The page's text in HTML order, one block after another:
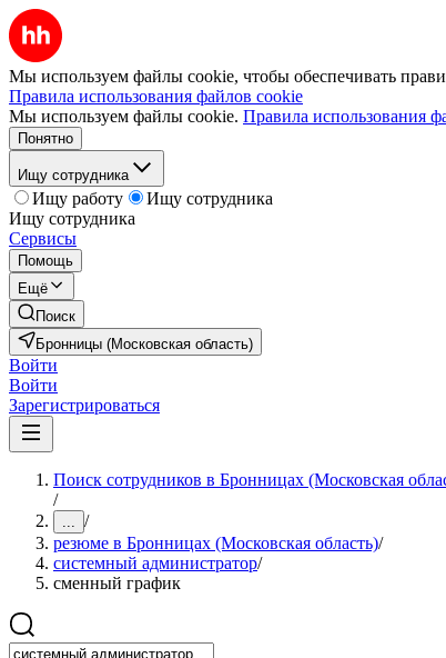
Мы используем файлы cookie, чтобы обеспечивать
Правила использования файлов cookie
Мы используем файлы cookie. Правила использования
Понятно
Ищу сотрудника
Ищу работу
Ищу сотрудника
Ищу сотрудника
Сервисы
Помощь
Ещё
Поиск
Бронницы (Московская область)
Войти
Войти
Зарегистрироваться
Поиск сотрудников в Бронницах (Московская
/
... /
резюме в Бронницах (Московская область)/
системный администратор/
сменный график